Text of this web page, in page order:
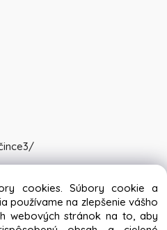
dohode
cookies. Súbory cookie a
používame na zlepšenie vášho
webových stránok na to, aby